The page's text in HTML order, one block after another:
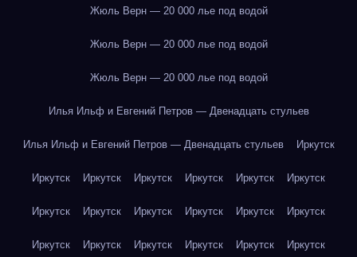
Жюль Верн — 20 000 лье под водой
Жюль Верн — 20 000 лье под водой
Жюль Верн — 20 000 лье под водой
Илья Ильф и Евгений Петров — Двенадцать стульев
Илья Ильф и Евгений Петров — Двенадцать стульев Иркутск
Иркутск Иркутск Иркутск Иркутск Иркутск Иркутск
Иркутск Иркутск Иркутск Иркутск Иркутск Иркутск
Иркутск Иркутск Иркутск Иркутск Иркутск Иркутск